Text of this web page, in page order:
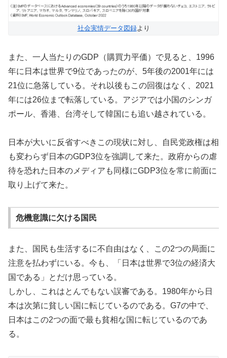
社会実情データ図録より
また、一人当たりのGDP（購買力平価）で見ると、1996
年に日本は世界で9位であったのが、5年後の2001年には
21位に急落している。それ以後もこの回復はなく、2021
年には26位まで転落している。アジアでは小国のシンガ
ポール、香港、台湾そして韓国にも追い越されている。
日本が大いに反省すべきこの現状に対し、自民党政権は相
も変わらず日本のGDP3位を強調して来た。政府からの虐
待を恐れた日本のメディアも同様にGDP3位を常に前面に
取り上げて来た。
危機意識に欠ける国民
また、国民も生活するに不自由はなく、この2つの局面に
注意を払わずにいる。今も、「日本は世界で3位の経済大
国である」とだけ思っている。
しかし、これはとんでもない誤審である。1980年から日
本は次第に貧しい国に転じているのである。G7の中で、
日本はこの2つの面で最も貧相な国に転じているのであ
る。